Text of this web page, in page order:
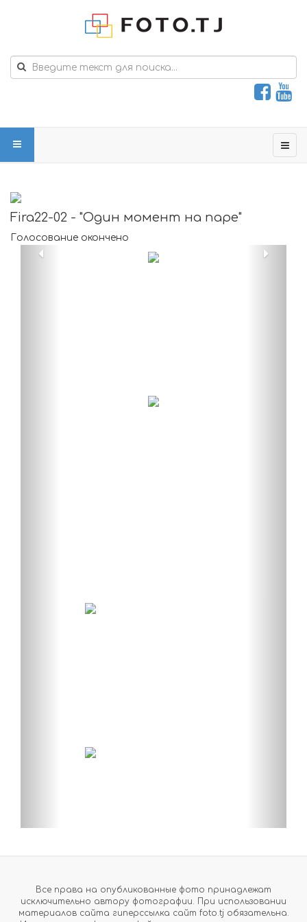
Fira22-02 - "Один момент на паре"
Голосование окончено
Все права на опубликованные фото принадлежат
исключительно автору фотографии. При использовании
материалов сайта гиперссылка сайт foto.tj обязательна.